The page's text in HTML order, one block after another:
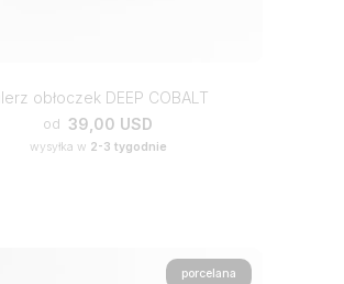
obłoczek DEEP COBALT
od 39,00 USD
wysyłka w 2-3 tygodnie
porcelana